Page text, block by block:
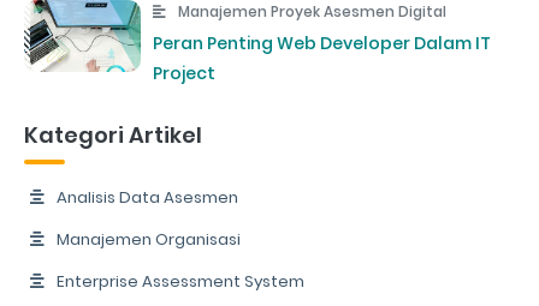
Manajemen Proyek Asesmen Digital
Peran Penting Web Developer Dalam IT
Project
Kategori Artikel
Analisis Data Asesmen
Manajemen Organisasi
Enterprise Assessment System